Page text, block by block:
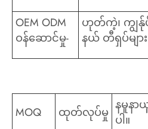
OEM ODM
ဝန်ဆောင်မှု-
ဟုတ်ကဲ့၊ ကျွ
နယ် တီရှပ်မျ
MOQ ထုတ်လုပ်မှု နမူနာ
ပါ။